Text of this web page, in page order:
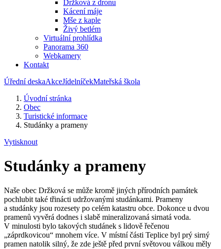
Držková z dronu
Kácení máje
Mše z kaple
Živý betlém
Virtuální prohlídka
Panorama 360
Webkamery
Kontakt
Úřední deskaAkceJídelníčekMateřská škola
Úvodní stránka
Obec
Turistické informace
Studánky a prameny
Vytisknout
Studánky a prameny
Naše obec Držková se může kromě jiných přírodních památek
pochlubit také třinácti udržovanými studánkami. Prameny
a studánky jsou rozesety po celém katastru obce. Dokonce u dvou
pramenů vyvěrá dodnes i slabě mineralizovaná sirnatá voda.
V minulosti bylo takových studánek s lidově řečenou
„záprdkovicou“ mnohem více. V místní části Teplice byl prý sirný
pramen natolik silný, že zde ještě před první světovou válkou měly